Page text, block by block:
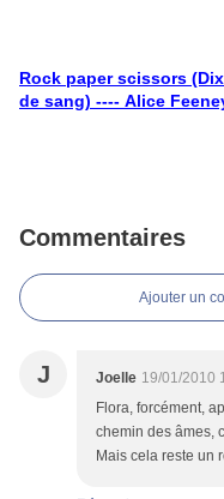
Rock paper scissors
de sang) ---- Alice
Commentaires
Ajouter un
J Joelle 19/01/2010
Flora, forcément,
chemin des âmes,
Mais cela reste un